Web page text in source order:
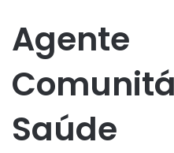
Agente
Saúde